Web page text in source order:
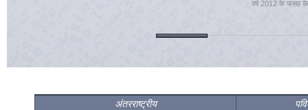
अंतरराष्ट्रीय